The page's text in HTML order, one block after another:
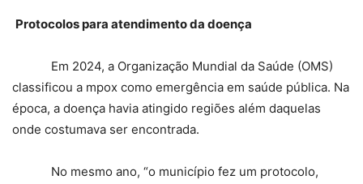
Protocolos para atendimento da doença
Em 2024, a Organização Mundial da Saúde (OMS)
classificou a mpox como emergência em saúde pública. Na
época, a doença havia atingido regiões além daquelas
onde costumava ser encontrada.
No mesmo ano, “o município fez um protocolo,